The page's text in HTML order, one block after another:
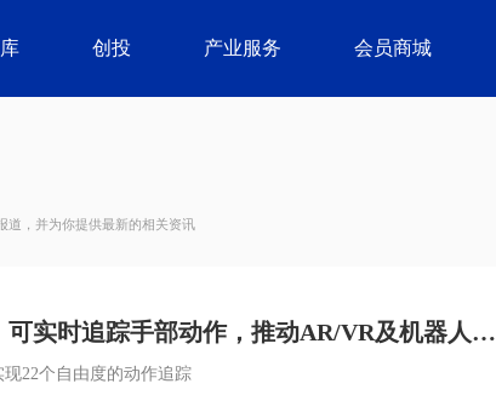
创投 产业服务 会员商城
道，并为你提供最新的相关资讯
实时追踪手部动作，推动AR/VR及机器人交
22个自由度的动作追踪